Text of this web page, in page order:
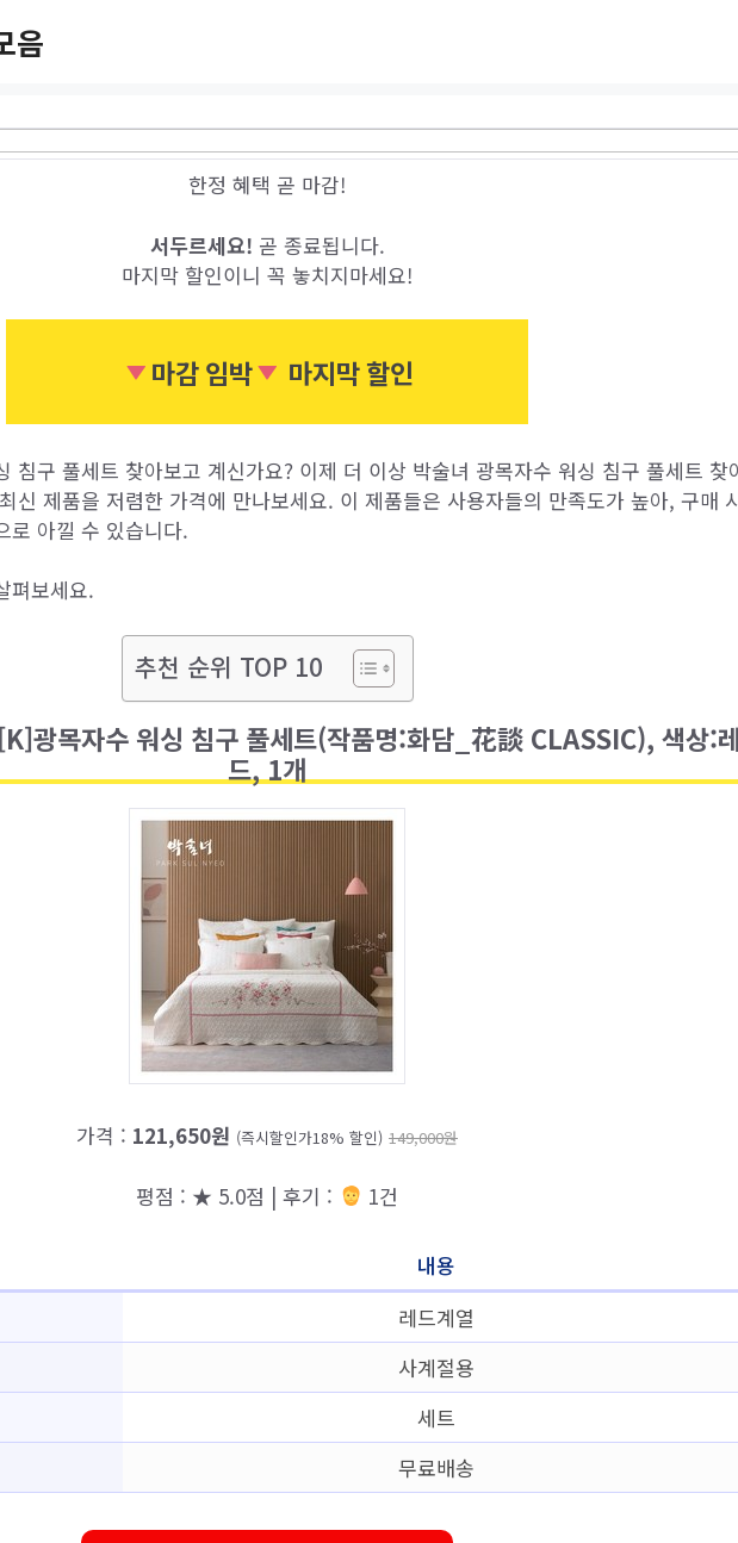
음
한정 혜택 곧 마감!
서두르세요! 곧 종료됩니다.
마지막 할인이니 꼭 놓치지마세요!
마감 임박 마지막 할인
침구 풀세트 찾아보고 계신가요? 이제 더 이상 박술녀 광목자수 워싱 침구 풀세트 찾
신 제품을 저렴한 가격에 만나보세요. 이 제품들은 사용자들의 만족도가 높아, 구매
로 아낄 수 있습니다.
펴보세요.
추천 순위 TOP 10
광목자수 워싱 침구 풀세트(작품명:화담_花談 CLASSIC), 색상:레
드, 1개
가격 : 121,650원 (즉시할인가18% 할인) 149,000원
평점 : ★ 5.0점 | 후기 : 1건
내용
레드계열
사계절용
세트
무료배송